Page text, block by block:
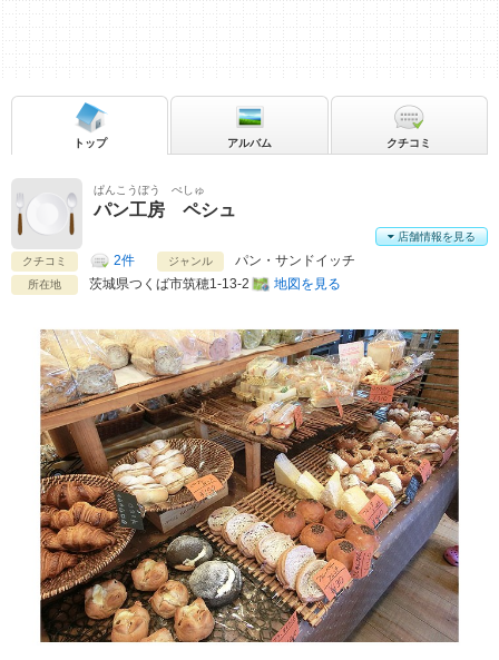
ぱんこうぼう ぺしゅ
パン工房 ペシュ
クチコミ 2件 ジャンル パン・サンドイッチ
所在地 茨城県つくば市筑穂1-13-2 地図を見る
店舗情報を見る
トップ アルバム クチコミ